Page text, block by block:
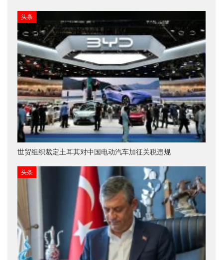
头条
世贸组织裁定土耳其对中国电动汽车加征关税违规
头条